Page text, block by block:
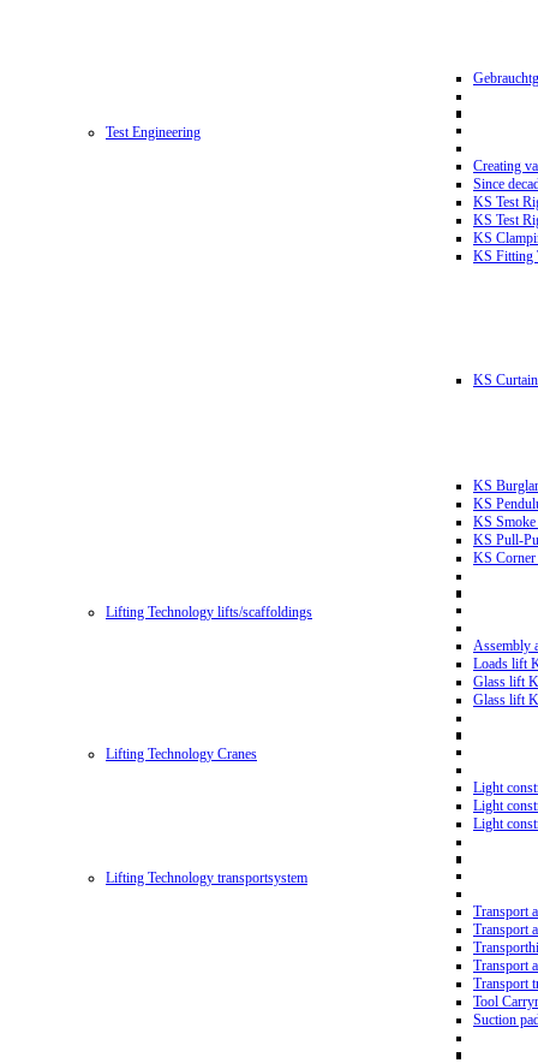
Test Engineering
Creating
Since
KS Test
KS Test
KS
KS Fitting
KS
KS
KS
KS Smoke
KS Pull-
KS Corner
Lifting Technology lifts/scaffoldings
Assembly
Loads lift
Glass lift
Glass lift
Lifting Technology Cranes
Light
Light
Light
Lifting Technology transportsystem
Transport
Transport
Transport
Transport
Tool
Suction